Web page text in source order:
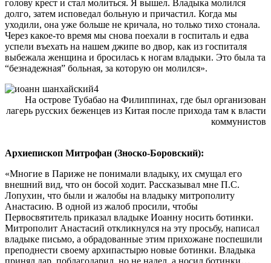
голову крест и стал молиться. Я вышел. Владыка молился
долго, затем исповедал больную и причастил. Когда мы
уходили, она уже больше не кричала, но только тихо стонала.
Через какое-то время мы снова поехали в госпиталь и едва
успели въехать на нашем джипе во двор, как из госпиталя
выбежала женщина и бросилась к ногам владыки. Это была та
“безнадежная” больная, за которую он молился».
На острове Тубабао на Филиппинах, где был организован
лагерь русских беженцев из Китая после прихода там к власти
коммунистов
Архиепископ Митрофан (Зноско-Боровский):
«Многие в Париже не понимали владыку, их смущал его
внешний вид, что он босой ходит. Рассказывал мне П.С.
Лопухин, что были и жалобы на владыку митрополиту
Анастасию. В одной из жалоб просили, чтобы
Первосвятитель приказал владыке Иоанну носить ботинки.
Митрополит Анастасий откликнулся на эту просьбу, написал
владыке письмо, а обрадованные этим прихожане поспешили
преподнести своему архипастырю новые ботинки. Владыка
принял дар, поблагодарил, но не надел, а носил ботинки…